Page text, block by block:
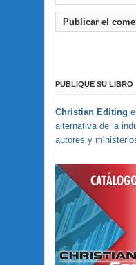
PUBLIQUE SU LIBRO
Christian Editing
alternativa de la
autores y